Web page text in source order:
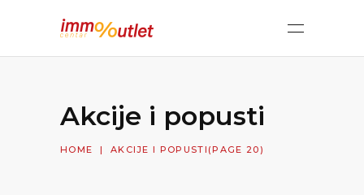
Akcije i popusti
HOME | AKCIJE I POPUSTI (PAGE 20)